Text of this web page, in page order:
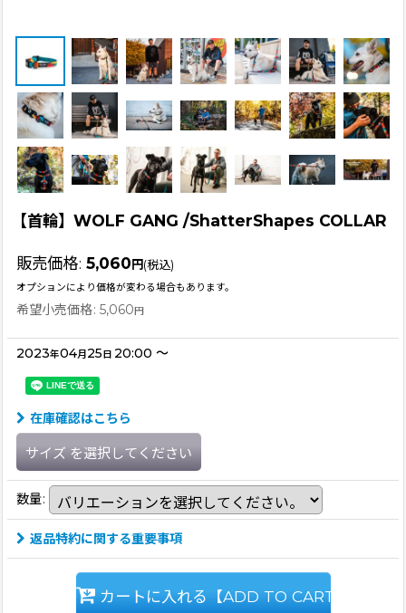
【首輪】WOLF GANG /ShatterShapes COLLAR
販売価格: 5,060円(税込)
オプションにより価格が変わる場合もあります。
希望小売価格: 5,060円
2023年04月 25日 20:00 ～
在庫確認はこちら
サイズ を選択してください
数量:
返品特約に関する重要事項
カートに入れる【ADD TO CART】